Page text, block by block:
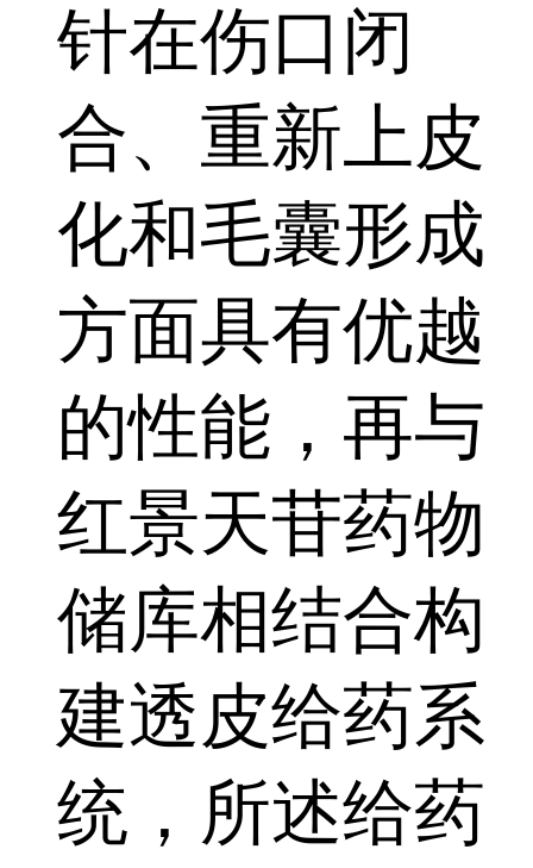
针在伤口闭
合、重新上皮
化和毛囊形成
方面具有优越
的性能，再与
红景天苷药物
储库相结合构
建透皮给药系
统，所述给药